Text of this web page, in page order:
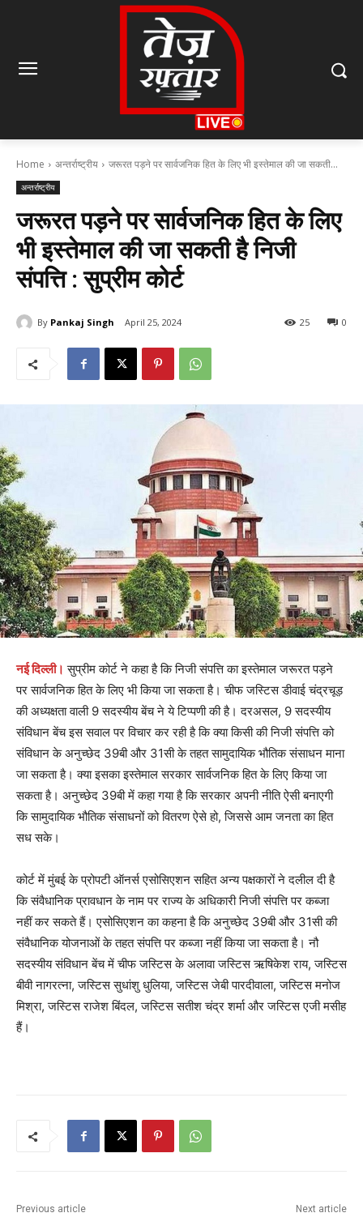
Home अन्तर्राष्ट्रीय जरूरत पड़ने पर सार्वजनिक हित के लिए भी इस्तेमाल की जा सकती...
अन्तर्राष्ट्रीय
जरूरत पड़ने पर सार्वजनिक हित के लिए
भी इस्तेमाल की जा सकती है निजी
संपत्ति : सुप्रीम कोर्ट
By Pankaj Singh April 25, 2024 0
25
नई दिल्ली। सुप्रीम कोर्ट ने कहा है कि निजी संपत्ति का इस्तेमाल जरूरत पड़ने
पर सार्वजनिक हित के लिए भी किया जा सकता है। चीफ जस्टिस डीवाई चंद्रचूड़
की अध्यक्षता वाली 9 सदस्यीय बेंच ने ये टिप्पणी की है। दरअसल, 9 सदस्यीय
संविधान बेंच इस सवाल पर विचार कर रही है कि क्या किसी की निजी संपत्ति को
संविधान के अनुच्छेद 39बी और 31सी के तहत सामुदायिक भौतिक संसाधन माना
जा सकता है। क्या इसका इस्तेमाल सरकार सार्वजनिक हित के लिए किया जा
सकता है। अनुच्छेद 39बी में कहा गया है कि सरकार अपनी नीति ऐसी बनाएगी
कि सामुदायिक भौतिक संसाधनों को वितरण ऐसे हो, जिससे आम जनता का हित
सध सके।
कोर्ट में मुंबई के प्रोपटी ऑनर्स एसोसिएशन सहित अन्य पक्षकारों ने दलील दी है
कि संवैधानिक प्रावधान के नाम पर राज्य के अधिकारी निजी संपत्ति पर कब्जा
नहीं कर सकते हैं। एसोसिएशन का कहना है कि अनुच्छेद 39बी और 31सी की
संवैधानिक योजनाओं के तहत संपत्ति पर कब्जा नहीं किया जा सकता है। नौ
सदस्यीय संविधान बेंच में चीफ जस्टिस के अलावा जस्टिस ऋषिकेश राय, जस्टिस
बीवी नागरत्ना, जस्टिस सुधांशु धुलिया, जस्टिस जेबी पारदीवाला, जस्टिस मनोज
मिश्रा, जस्टिस राजेश बिंदल, जस्टिस सतीश चंद्र शर्मा और जस्टिस एजी मसीह
हैं।
Previous article Next article